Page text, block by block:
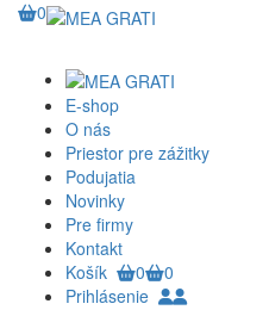
0
E-shop
O nás
Priestor pre zážitky
Podujatia
Novinky
Pre firmy
Kontakt
Košík
0
0
Prihlásenie